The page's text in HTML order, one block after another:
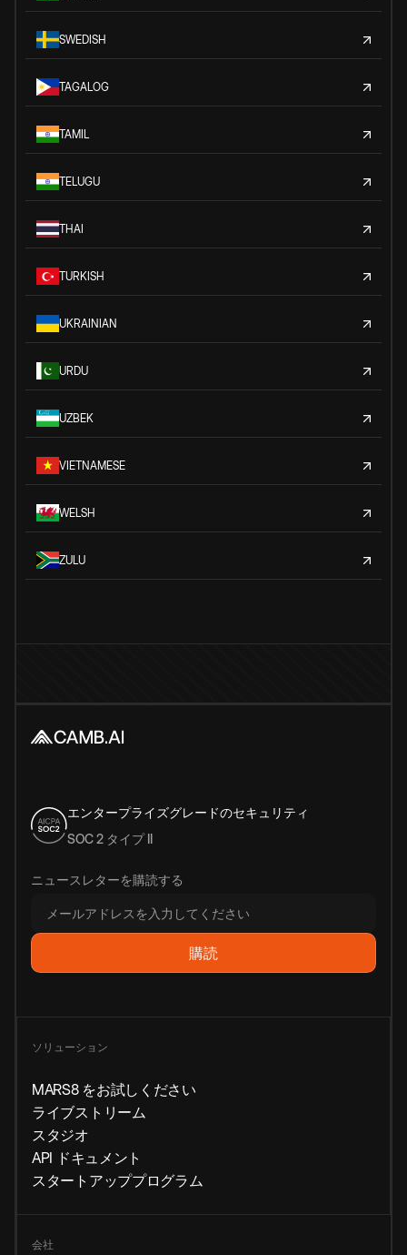
SWEDISH
TAGALOG
TAMIL
TELUGU
THAI
TURKISH
UKRAINIAN
URDU
UZBEK
VIETNAMESE
WELSH
ZULU
エンタープライズグレードのセキュリティ
SOC 2 タイプ II
ニュースレターを購読する
ソリューション
MARS8 をお試しください
ライブストリーム
スタジオ
API ドキュメント
スタートアッププログラム
会社